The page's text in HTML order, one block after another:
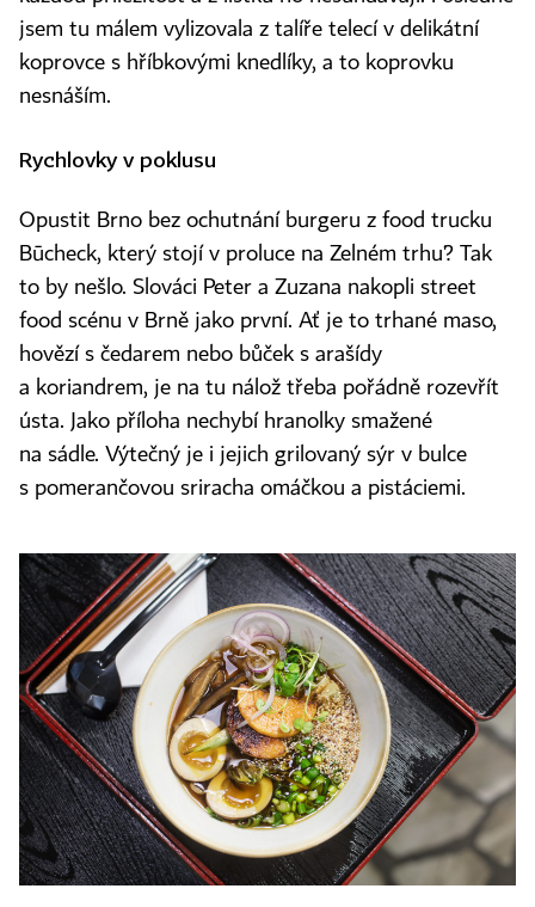
jsem tu málem vylizovala z talíře telecí v delikátní
koprovce s hříbkovými knedlíky, a to koprovku
nesnáším.
Rychlovky v poklusu
Opustit Brno bez ochutnání burgeru z food trucku
Būcheck, který stojí v proluce na Zelném trhu? Tak
to by nešlo. Slováci Peter a Zuzana nakopli street
food scénu v Brně jako první. Ať je to trhané maso,
hovězí s čedarem nebo bůček s arašídy
a koriandrem, je na tu nálož třeba pořádně rozevřít
ústa. Jako příloha nechybí hranolky smažené
na sádle. Výtečný je i jejich grilovaný sýr v bulce
s pomerančovou sriracha omáčkou a pistáciemi.